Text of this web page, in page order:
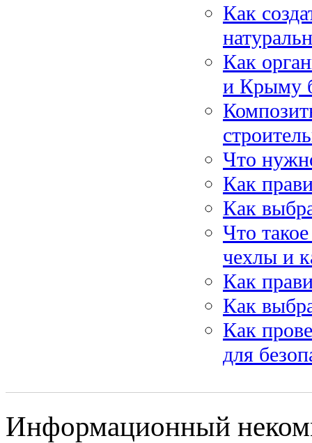
Как
Как
и Крыму
Что
Как
Как
Что
чехлы и
Как
Как
Как
для
Информационный